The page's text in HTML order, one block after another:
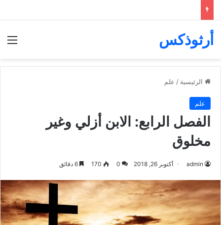
أرثوذكس
الرئيسية / علم
علم
الفصل الرابع: الابن أزلي وغير
مخلوق
admin أكتوبر 26, 2018 0
170